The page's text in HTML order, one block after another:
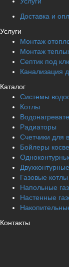
Доставка и
Услуги
Монтаж
Монтаж
Септик под
Канализация
Каталог
Системы
Котлы
Радиаторы
Cчетчики для
Бойлеры
Газовые котлы
Напольные
Настенные
Контакты